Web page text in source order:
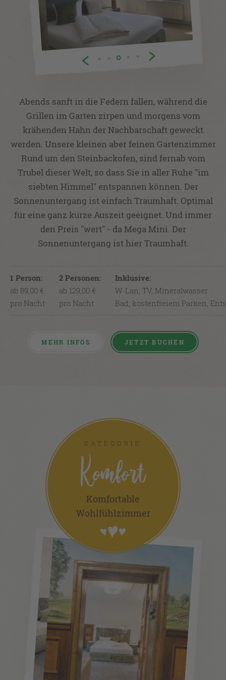
Abends sanft in die Federn fallen, während die
Grillen im Garten zirpen und morgens vom
krähenden Hahn der Nachbarschaft geweckt
werden. Unsere kleinen aber feinen Gartenzimmer
Rund um den Steinbackofen, sind fernab vom
Trubel dieser Welt, so dass Sie in aller Ruhe "im
siebten Himmel" entspannen können. Der
Sonnenuntergang ist einfach Traumhaft. Optimal
für eine ganz kurze Auszeit geeignet. Und immer
den Preis "wert" - da Mega Mini. Der
Sonnenuntergang ist hier Traumhaft.
1 Person:
ab 89,00 €
pro Nacht
2 Personen:
ab 129,00 €
pro Nacht
Inklusive:
W-Lan, TV, Mineralwasser
Bad, kostenfreiem Parken,
MEHR INFOS JETZT BUCHEN
KATEGORIE
Komfort
Komfortable
Wohlfühlzimmer